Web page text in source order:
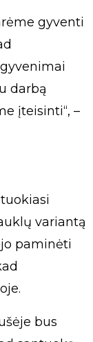
gyventi
darbą
įteisinti“, –
variantą
paminėti
bus